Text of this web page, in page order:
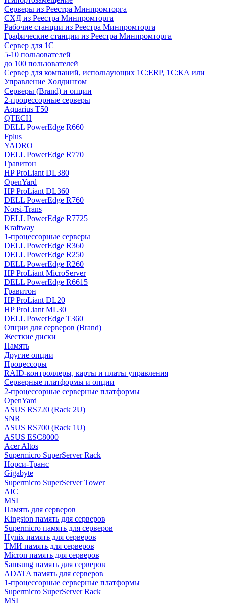
Серверы из Реестра Минпромторга
СХД из Реестра Минпромторга
Рабочие станции из Реестра Минпромторга
Графические станции из Реестра Минпромторга
Сервер для 1С
5-10 пользователей
до 100 пользователей
Сервер для компаний, использующих 1C:ERP, 1С:КА или
Управление Холдингом
Серверы (Brand) и опции
2-процессорные серверы
Aquarius T50
QTECH
DELL PowerEdge R660
Fplus
YADRO
DELL PowerEdge R770
Гравитон
HP ProLiant DL380
OpenYard
HP ProLiant DL360
DELL PowerEdge R760
Norsi-Trans
DELL PowerEdge R7725
Kraftway
1-процессорные серверы
DELL PowerEdge R360
DELL PowerEdge R250
DELL PowerEdge R260
HP ProLiant MicroServer
DELL PowerEdge R6615
Гравитон
HP ProLiant DL20
HP ProLiant ML30
DELL PowerEdge T360
Опции для серверов (Brand)
Жесткие диски
Память
Другие опции
Процессоры
RAID-контроллеры, карты и платы управления
Серверные платформы и опции
2-процессорные серверные платформы
OpenYard
ASUS RS720 (Rack 2U)
SNR
ASUS RS700 (Rack 1U)
ASUS ESC8000
Acer Altos
Supermicro SuperServer Rack
Норси-Транс
Gigabyte
Supermicro SuperServer Tower
AIC
MSI
Память для серверов
Kingston память для серверов
Supermicro память для серверов
Hynix память для серверов
ТМИ память для серверов
Micron память для серверов
Samsung память для серверов
ADATA память для серверов
1-процессорные серверные платформы
Supermicro SuperServer Rack
MSI